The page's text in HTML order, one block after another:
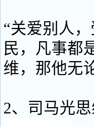
“关爱别人
民，凡事都
维，那他无
2、司马光